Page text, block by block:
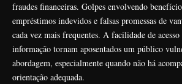
fraudes financeiras. Golpes envolvendo
empréstimos indevidos e falsas promessas de
cada vez mais frequentes. A facilidade de
informação tornam aposentados um público
abordagem, especialmente quando não há
orientação adequada.